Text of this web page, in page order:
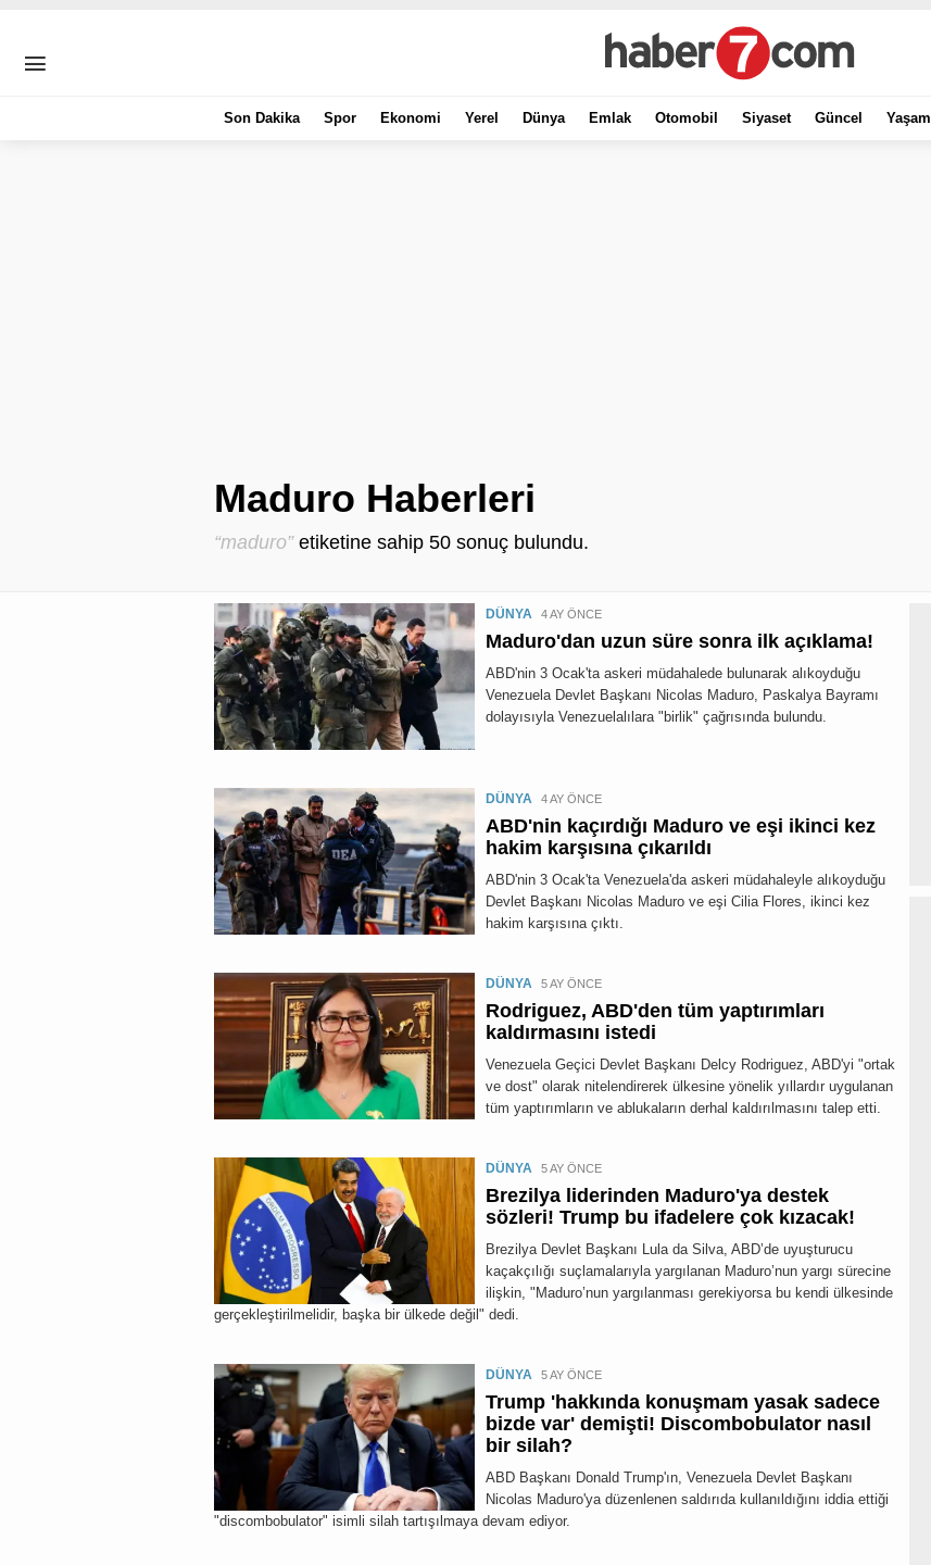
Son Dakika Spor Ekonomi Yerel Dünya Emlak Otomobil Siyaset Güncel Yaşam
Maduro Haberleri
“maduro”etiketine sahip 50 sonuç bulundu.
DÜNYA 4 AY ÖNCE
Maduro'dan uzun süre sonra ilk açıklama!
ABD'nin 3 Ocak'ta askeri müdahalede bulunarak alıkoyduğu
Venezuela Devlet Başkanı Nicolas Maduro, Paskalya Bayramı
dolayısıyla Venezuelalılara "birlik" çağrısında bulundu.
DÜNYA 4 AY ÖNCE
ABD'nin kaçırdığı Maduro ve eşi ikinci kez
hakim karşısına çıkarıldı
ABD'nin 3 Ocak'ta Venezuela'da askeri müdahaleyle alıkoyduğu
Devlet Başkanı Nicolas Maduro ve eşi Cilia Flores, ikinci kez
hakim karşısına çıktı.
DÜNYA 5 AY ÖNCE
Rodriguez, ABD'den tüm yaptırımları
kaldırmasını istedi
Venezuela Geçici Devlet Başkanı Delcy Rodriguez, ABD'yi "ortak
ve dost" olarak nitelendirerek ülkesine yönelik yıllardır uygulanan
tüm yaptırımların ve ablukaların derhal kaldırılmasını talep etti.
DÜNYA 5 AY ÖNCE
Brezilya liderinden Maduro'ya destek
sözleri! Trump bu ifadelere çok kızacak!
Brezilya Devlet Başkanı Lula da Silva, ABD’de uyuşturucu
kaçakçılığı suçlamalarıyla yargılanan Maduro’nun yargı sürecine
ilişkin, "Maduro’nun yargılanması gerekiyorsa bu kendi ülkesinde
gerçekleştirilmelidir, başka bir ülkede değil" dedi.
DÜNYA 5 AY ÖNCE
Trump 'hakkında konuşmam yasak sadece
bizde var' demişti! Discombobulator nasıl
bir silah?
ABD Başkanı Donald Trump'ın, Venezuela Devlet Başkanı
Nicolas Maduro'ya düzenlenen saldırıda kullanıldığını iddia ettiği
"discombobulator" isimli silah tartışılmaya devam ediyor.